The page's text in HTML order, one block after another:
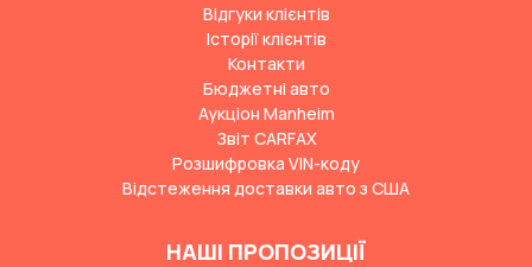
Відгуки клієнтів
Історії клієнтів
Контакти
Бюджетні авто
Аукціон Manheim
Звіт CARFAX
Розшифровка VIN-коду
Відстеження доставки авто з США
НАШІ ПРОПОЗИЦІЇ